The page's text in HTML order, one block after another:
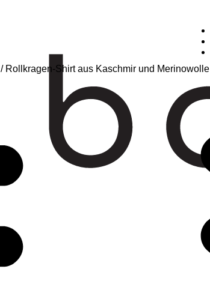
/ Rollkragen-Shirt aus Kaschmir und